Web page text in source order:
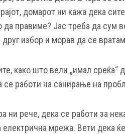
домарот ни кажа дека
да правиме? Јас треба да сум
друг избор и морав да се
како што вели „имал среќа“
се работи на санирање на
ни рече, дека се работи за
електрична мрежа. Вети дека